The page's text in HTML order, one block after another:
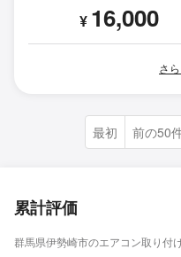
¥ 16,000
さ
最初 前の50
累計評価
群馬県伊勢崎市のエアコン取り付